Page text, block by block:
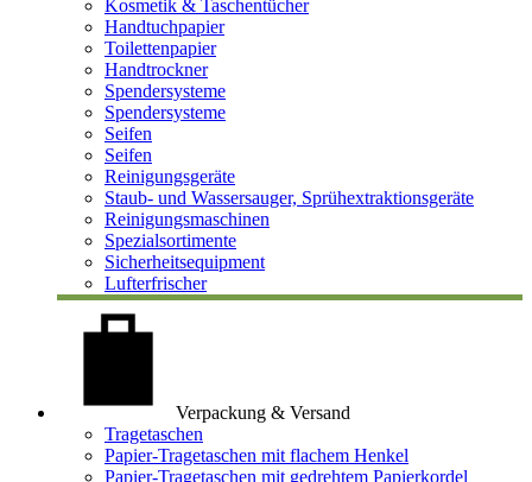
Kosmetik & Taschentücher
Handtuchpapier
Toilettenpapier
Handtrockner
Spendersysteme
Spendersysteme
Seifen
Seifen
Reinigungsgeräte
Staub- und Wassersauger, Sprühextraktionsgeräte
Reinigungsmaschinen
Spezialsortimente
Sicherheitsequipment
Lufterfrischer
Verpackung & Versand
Tragetaschen
Papier-Tragetaschen mit flachem Henkel
Papier-Tragetaschen mit gedrehtem Papierkordel